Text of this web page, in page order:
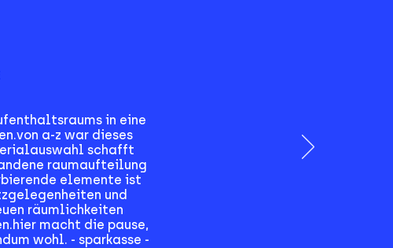
in eine
a-z war dieses
schafft
raumaufteilung
elemente ist
und
räumlichkeiten
macht die pause,
wohl. - sparkasse -